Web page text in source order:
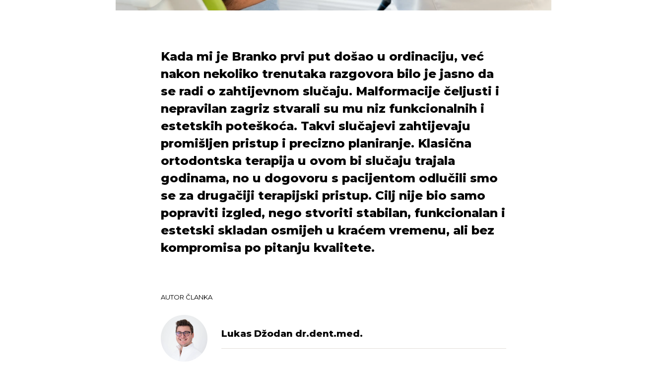
Kada mi je Branko prvi put došao u ordinaciju, već
nakon nekoliko trenutaka razgovora bilo je jasno da
se radi o zahtijevnom slučaju. Malformacije čeljusti i
nepravilan zagriz stvarali su mu niz funkcionalnih i
estetskih poteškoća. Takvi slučajevi zahtijevaju
promišljen pristup i precizno planiranje. Klasična
ortodontska terapija u ovom bi slučaju trajala
godinama, no u dogovoru s pacijentom odlučili smo
se za drugačiji terapijski pristup. Cilj nije bio samo
popraviti izgled, nego stvoriti stabilan, funkcionalan i
estetski skladan osmijeh u kraćem vremenu, ali bez
kompromisa po pitanju kvalitete.
AUTOR ČLANKA
Lukas Džodan dr.dent.med.